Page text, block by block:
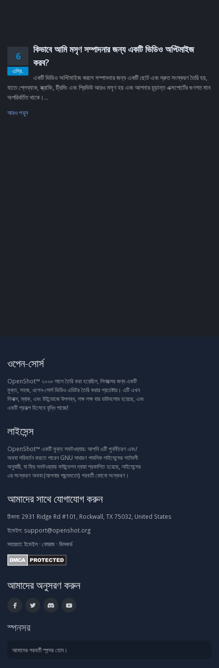
6
এপ্রি.
কিভাবে আমি মসৃণ সম্পাদনার জন্য একটি ভিডিও অপ্টিমাইজ
করব?
একটি ভিডিও অপ্টিমাইজ করলে সম্পাদনার জন্য একটি ছোট এবং দ্রুত সংস্করণ তৈরি হয়,
যাতে প্লেব্যাক, স্ক্রাবিং, ট্রিমিং এবং প্রিভিউ আরও মসৃণ হয় এবং আপনার চূড়ান্ত এক্সপোর্টের গুণগত মান
অপরিবর্তিত থাকে।...
আরও পড়ুন
ওপেন-সোর্স
OpenShot™ ২০০৮ সালে তৈরি করা হয়েছিল, লিনাক্সের জন্য একটি
মুক্ত, সহজ, ওপেন-সোর্স ভিডিও এডিটর তৈরি করার প্রচেষ্টায়। এটি এখন
লিনাক্স, ম্যাক, এবং উইন্ডোজে উপলব্ধ, লক্ষ লক্ষ বার ডাউনলোড হয়েছে, এবং
একটি প্রকল্প হিসেবে বৃদ্ধি পাচ্ছে!
লাইসেন্স
OpenShot™ একটি মুক্ত সফটওয়্যার: আপনি এটি পুনর্বিতরণ এবং/
অথবা পরিবর্তন করতে পারেন GNU সাধারণ পাবলিক লাইসেন্সের শর্তাবলী
অনুযায়ী, যা ফ্রি সফটওয়্যার ফাউন্ডেশন দ্বারা প্রকাশিত হয়েছে, লাইসেন্সের
৩য় সংস্করণ অথবা (আপনার পছন্দমতো) পরবর্তী কোনো সংস্করণ।
আমাদের সাথে যোগাযোগ করুন
ঠিকানা: 2931 Ridge Rd #101, Rockwall, TX 75032, United States
ইমেইল: support@openshot.org
সহায়তা: ইমেইল · ফোরাম · ডিসকর্ড
আমাদের অনুসরণ করুন
স্পনসর
আমাদের পরবর্তী স্পন্সর হোন।